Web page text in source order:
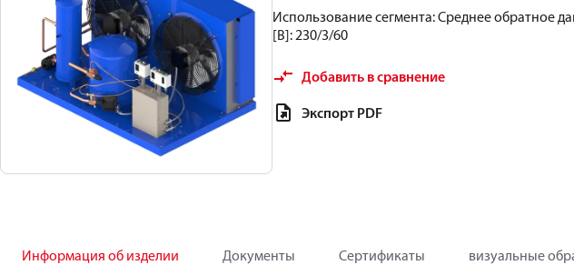
Использование сегмента: Среднее обратное
[В]: 230/3/60
Добавить в сравнение
Экспорт PDF
Информация об изделии Документы Сертификаты визуальные